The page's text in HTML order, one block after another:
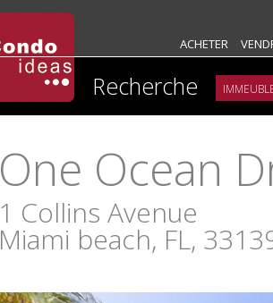
ACHETER
Recherche
One Ocean
1 Collins Avenue
Miami beach, FL,